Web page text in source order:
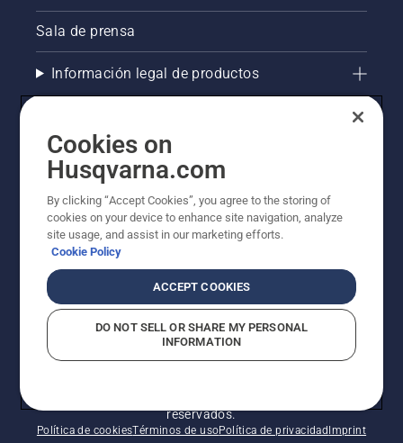
Sala de prensa
Información legal de productos
AlertLine/ Canal de Denúncias
La visión de Husqvarna sobre la sostenibilidad
reservados.
Política de cookiesTérminos de usoPolítica de privacidadImprint
Cookies on
Husqvarna.com
By clicking “Accept Cookies”, you agree to the storing of
cookies on your device to enhance site navigation, analyze
site usage, and assist in our marketing efforts.
Cookie Policy
ACCEPT COOKIES
DO NOT SELL OR SHARE MY PERSONAL
INFORMATION